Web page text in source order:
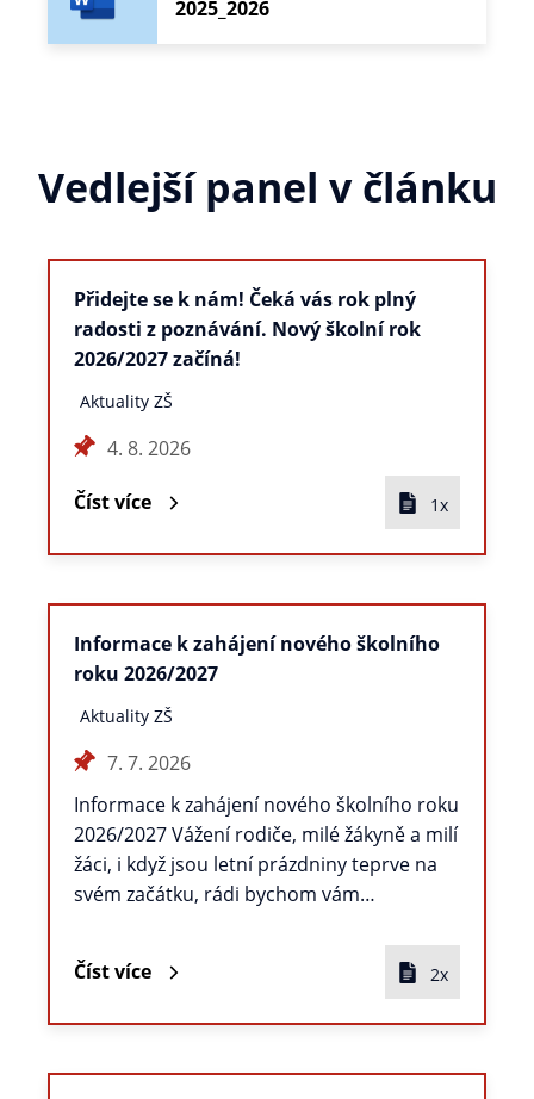
2025_2026
Vedlejší panel v článku
Přidejte se k nám! Čeká vás rok plný
radosti z poznávání. Nový školní rok
2026/2027 začíná!
Aktuality ZŠ
4. 8. 2026
Číst více 1x
Informace k zahájení nového školního
roku 2026/2027
Aktuality ZŠ
7. 7. 2026
Informace k zahájení nového školního roku
2026/2027 Vážení rodiče, milé žákyně a milí
žáci, i když jsou letní prázdniny teprve na
svém začátku, rádi bychom vám…
Číst více 2x